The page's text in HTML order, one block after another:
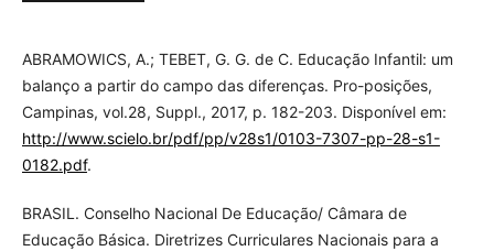
ABRAMOWICS, A.; TEBET, G. G. de C. Educação Infantil: um
balanço a partir do campo das diferenças. Pro-posições,
Campinas, vol.28, Suppl., 2017, p. 182-203. Disponível em:
http://www.scielo.br/pdf/pp/v28s1/0103-7307-pp-28-s1-
0182.pdf.
BRASIL. Conselho Nacional De Educação/ Câmara de
Educação Básica. Diretrizes Curriculares Nacionais para a